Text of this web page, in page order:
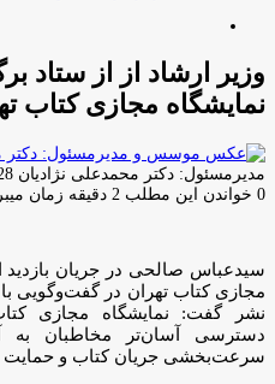
وزیر ارشاد از از ستاد
نمایشگاه مجازی کتاب
مدیرمسئول: دکتر محمدعلی نژادیان 28 اردیبهشت
0 خواندن این مطلب 2 دقیقه زمان میبرد
سیدعباس صالحی در جریان بازدید
مجازی کتاب تهران در گفت‌وگویی
نشر گفت: نمایشگاه مجازی
دسترسی آسان‌تر مخاطبان به
سرعت‌بخشی جریان کتاب و حمایت